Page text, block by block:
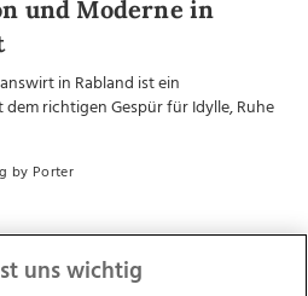
und Moderne in
in Rabland ist ein
richtigen Gespür für Idylle, Ruhe
by Porter
uns wichtig